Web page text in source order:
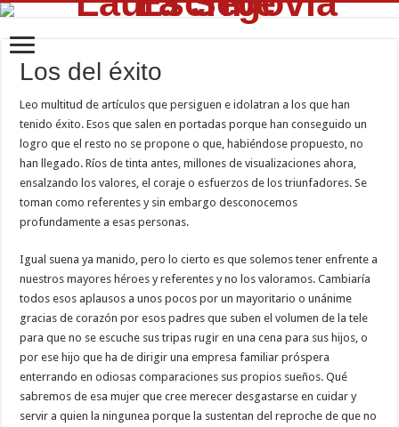
Los del éxito
Leo multitud de artículos que persiguen e idolatran a los que han
tenido éxito. Esos que salen en portadas porque han conseguido un
logro que el resto no se propone o que, habiéndose propuesto, no
han llegado. Ríos de tinta antes, millones de visualizaciones ahora,
ensalzando los valores, el coraje o esfuerzos de los triunfadores. Se
toman como referentes y sin embargo desconocemos
profundamente a esas personas.
Igual suena ya manido, pero lo cierto es que solemos tener enfrente a
nuestros mayores héroes y referentes y no los valoramos. Cambiaría
todos esos aplausos a unos pocos por un mayoritario o unánime
gracias de corazón por esos padres que suben el volumen de la tele
para que no se escuche sus tripas rugir en una cena para sus hijos, o
por ese hijo que ha de dirigir una empresa familiar próspera
enterrando en odiosas comparaciones sus propios sueños. Qué
sabremos de esa mujer que cree merecer desgastarse en cuidar y
servir a quien la ningunea porque la sustentan del reproche de que no